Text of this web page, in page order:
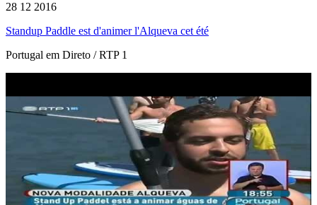
28 12 2016
Standup Paddle est d'animer l'Alqueva cet été
Portugal em Direto / RTP 1